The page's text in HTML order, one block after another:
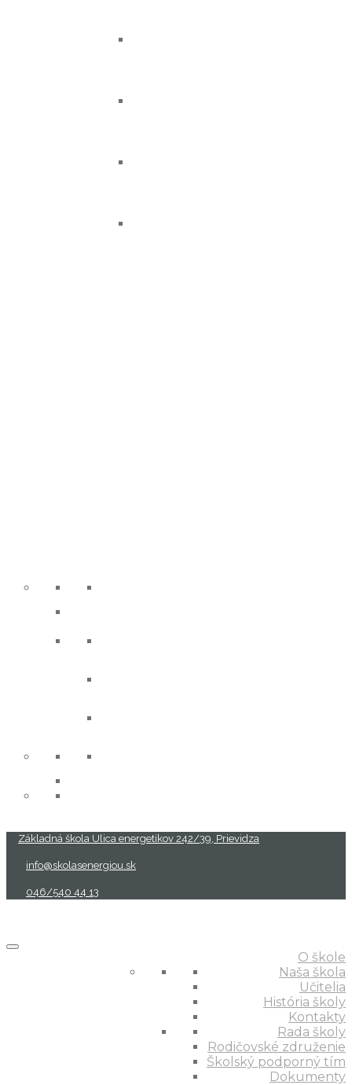
Základná škola Ulica energetikov 242/39, Prievidza
info@skolasenergiou.sk
046/540 44 13
O škole
Naša škola
Učitelia
História školy
Kontakty
Rada školy
Rodičovské združenie
Školský podporný tím
Dokumenty